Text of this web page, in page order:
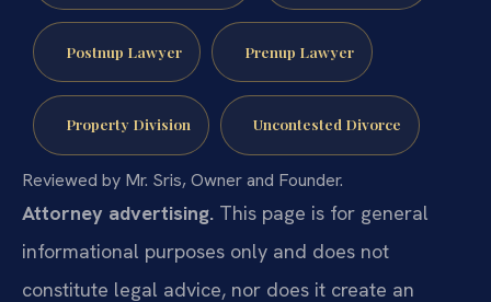
Postnup Lawyer Prenup Lawyer
Property Division Uncontested Divorce
Reviewed by Mr. Sris, Owner and Founder.
Attorney advertising. This page is for general
informational purposes only and does not
constitute legal advice, nor does it create an